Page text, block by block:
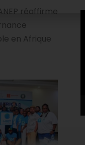
réaffirme
en Afrique